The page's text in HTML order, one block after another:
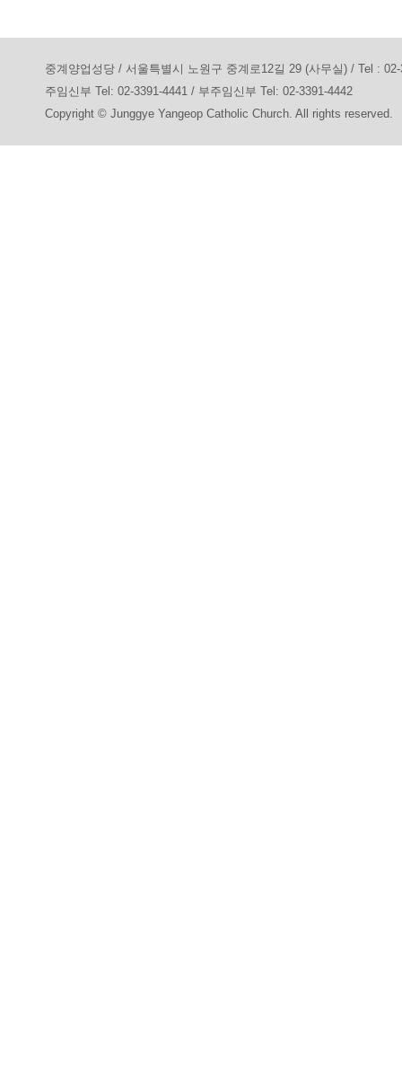
중계양업성당 / 서울특별시 노원구 중계로12길 29 (사무실) / Tel :
주임신부 Tel: 02-3391-4441 / 부주임신부 Tel: 02-3391-4442
Copyright © Junggye Yangeop Catholic Church. All rights reserved.